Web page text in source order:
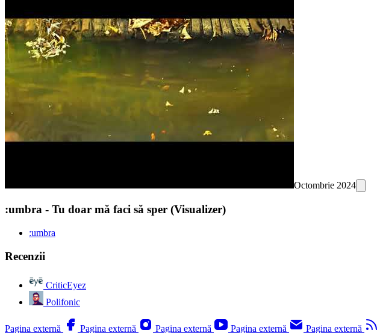
Octombrie 2024
:umbra - Tu doar mă faci să sper (Visualizer)
:umbra
Recenzii
CriticEyez
Polifonic
Pagina externă Pagina externă Pagina externă Pagina externă Pagina externă